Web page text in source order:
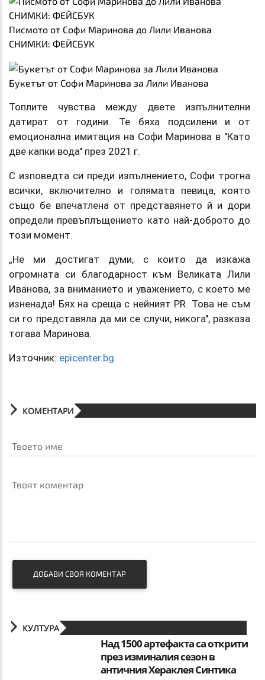
Писмото от Софи Маринова до Лили Иванова
СНИМКИ: ФЕЙСБУК
Букетът от Софи Маринова за Лили Иванова
Топлите чувства между двете изпълнителни
датират от години. Те бяха подсилени и от
емоционална имитация на Софи Маринова в "Като
две капки вода" през 2021 г.
С изповедта си преди изпълнението, Софи трогна
всички, включително и голямата певица, която
също бе впечатлена от представянето й и дори
определи превъплъщението като най-доброто до
този момент.
„Не ми достигат думи, с които да изкажа
огромната си благодарност към Великата Лили
Иванова, за вниманието и уважението, с което ме
изненада! Бях на среща с нейният PR. Това не съм
си го представяла да ми се случи, никога", разказа
тогава Маринова.
Източник: epicenter.bg
КОМЕНТАРИ
Твоето име
Твоят коментар
ДОБАВИ СВОЯ КОМЕНТАР
КУЛТУРА
Над 1500 артефакта са открити
през изминалия сезон в
античния Хераклея Синтика